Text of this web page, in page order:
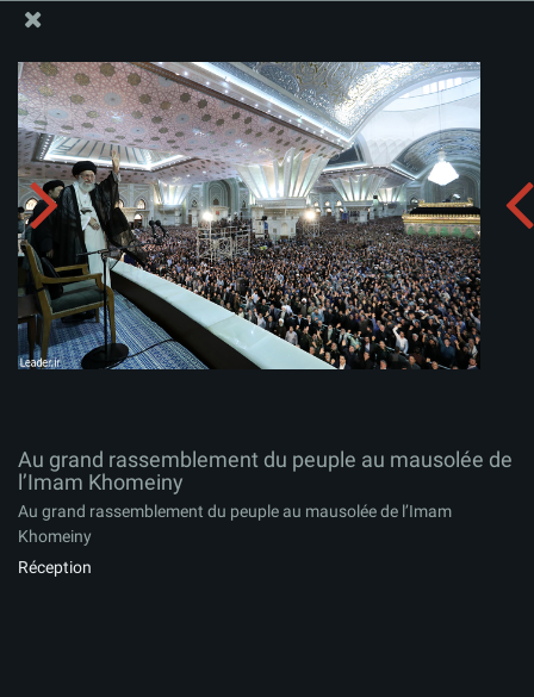
Au grand rassemblement du peuple au mausolée de
l’Imam Khomeiny
Télécharger l'album:
Au grand rassemblement du peuple au mausolée de
l’Imam Khomeiny
Au grand rassemblement du peuple au mausolée de l’Imam
Khomeiny
Réception